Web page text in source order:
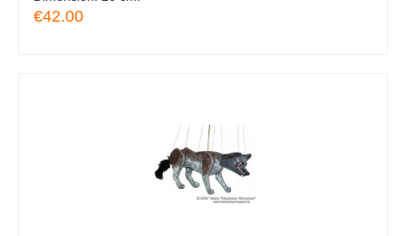
€42.00